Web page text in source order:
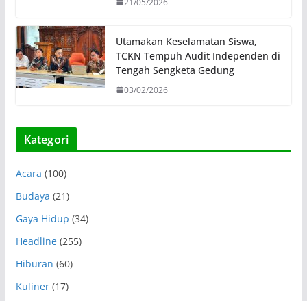
Utamakan Keselamatan Siswa,
TCKN Tempuh Audit Independen di
Tengah Sengketa Gedung
03/02/2026
Kategori
Acara (100)
Budaya (21)
Gaya Hidup (34)
Headline(255)
Hiburan (60)
Kuliner(17)